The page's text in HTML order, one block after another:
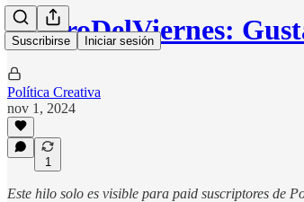
Suscribirse Iniciar sesión
#LibroDelViernes:
Política Creativa
nov 1, 2024
1
Este hilo solo es visible para paid suscriptores de